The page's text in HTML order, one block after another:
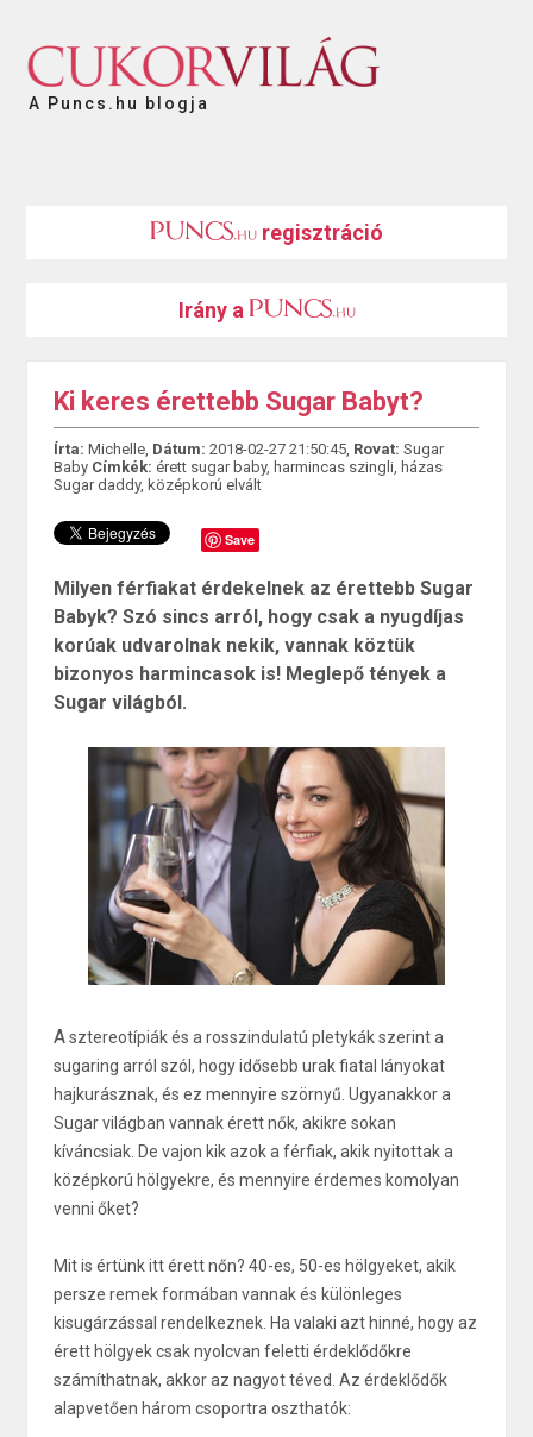
A Puncs.hu blogja
regisztráció
Irány a
Ki keres érettebb Sugar Babyt?
Írta: Michelle, Dátum: 2018-02-27 21:50:45, Rovat: Sugar
Baby Címkék: érett sugar baby, harmincas szingli, házas
Sugar daddy, középkorú elvált
Save
Milyen férfiakat érdekelnek az érettebb Sugar
Babyk? Szó sincs arról, hogy csak a nyugdíjas
korúak udvarolnak nekik, vannak köztük
bizonyos harmincasok is! Meglepő tények a
Sugar világból.
Asztereotípiák és a rosszindulatú pletykák szerint a
sugaring arról szól, hogy idősebb urak fiatal lányokat
hajkurásznak, és ez mennyire szörnyű. Ugyanakkor a
Sugar világban vannak érett nők, akikre sokan
kíváncsiak. De vajon kik azok a férfiak, akik nyitottak a
középkorú hölgyekre, és mennyire érdemes komolyan
venni őket?
Mit is értünk itt érett nőn? 40-es, 50-es hölgyeket, akik
persze remek formában vannak és különleges
kisugárzással rendelkeznek. Ha valaki azt hinné, hogy az
érett hölgyek csak nyolcvan feletti érdeklődőkre
számíthatnak, akkor az nagyot téved. Az érdeklődők
alapvetően három csoportra oszthatók: